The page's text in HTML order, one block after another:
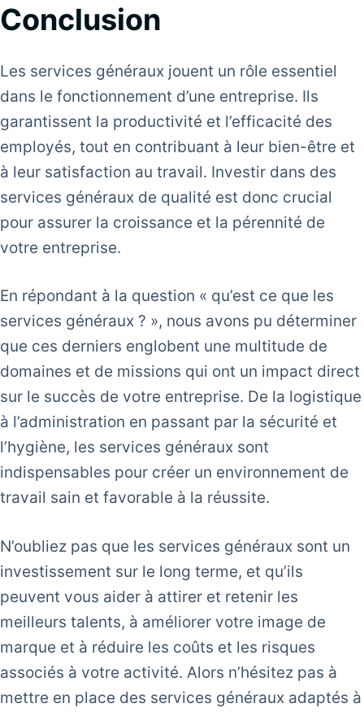
Conclusion
Les services généraux jouent un rôle essentiel
dans le fonctionnement d’une entreprise. Ils
garantissent la productivité et l’efficacité des
employés, tout en contribuant à leur bien-être et
à leur satisfaction au travail. Investir dans des
services généraux de qualité est donc crucial
pour assurer la croissance et la pérennité de
votre entreprise.
En répondant à la question « qu’est ce que les
services généraux ? », nous avons pu déterminer
que ces derniers englobent une multitude de
domaines et de missions qui ont un impact direct
sur le succès de votre entreprise. De la logistique
à l’administration en passant par la sécurité et
l’hygiène, les services généraux sont
indispensables pour créer un environnement de
travail sain et favorable à la réussite.
N’oubliez pas que les services généraux sont un
investissement sur le long terme, et qu’ils
peuvent vous aider à attirer et retenir les
meilleurs talents, à améliorer votre image de
marque et à réduire les coûts et les risques
associés à votre activité. Alors n’hésitez pas à
mettre en place des services généraux adaptés à